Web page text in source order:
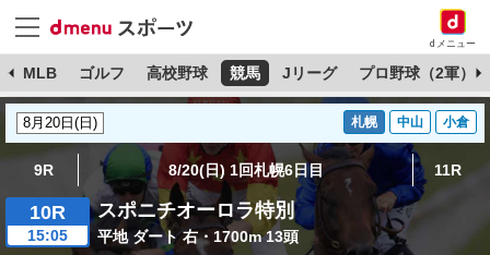
dメニュー
MLB ゴルフ 高校野球 競馬 Jリーグ プロ野球（2軍）
札幌 中山 小倉
9R 8/20(日) 1回札幌6日目 11R
10R
15:05
スポニチオーロラ特別
平地 ダート 右・1700m 13頭